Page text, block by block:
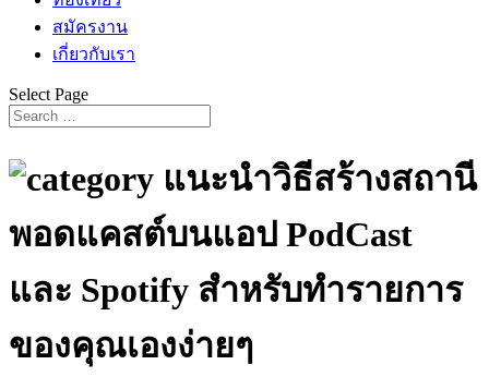
สมัครงาน
เกี่ยวกับเรา
Select Page
แนะนำวิธีสร้างสถานี
พอดแคสต์บนแอป PodCast
และ Spotify สำหรับทำรายการ
ของคุณเองง่ายๆ